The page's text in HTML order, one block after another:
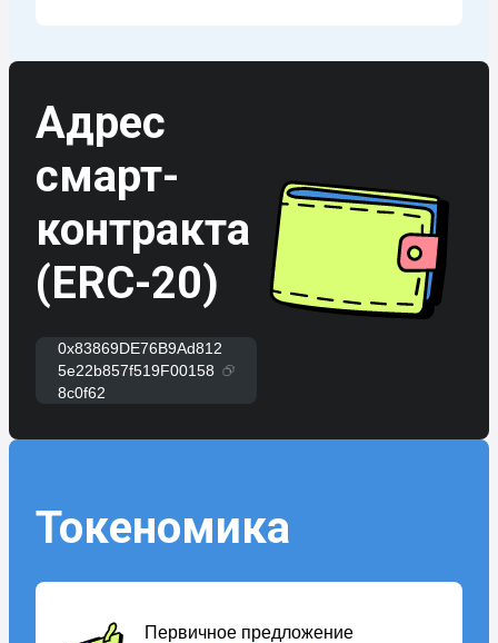
Адрес
смарт-
контракта
(ERC-20)
0x83869DE76B9Ad812
5e22b857f519F00158
8c0f62
Токеномика
Первичное предложение